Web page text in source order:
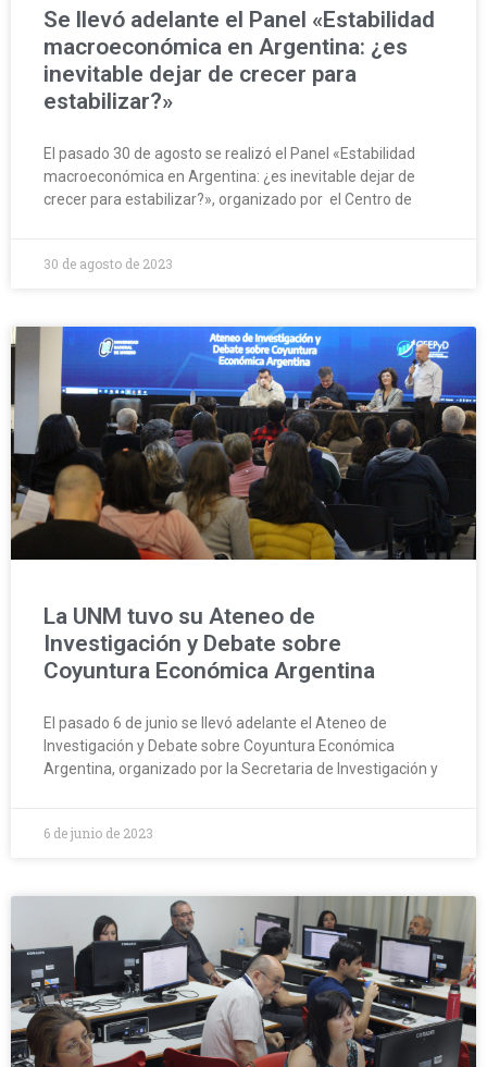
Se llevó adelante el Panel «Estabilidad
macroeconómica en Argentina: ¿es
inevitable dejar de crecer para
estabilizar?»
El pasado 30 de agosto se realizó el Panel «Estabilidad
macroeconómica en Argentina: ¿es inevitable dejar de
crecer para estabilizar?», organizado por el Centro de
30 de agosto de 2023
La UNM tuvo su Ateneo de
Investigación y Debate sobre
Coyuntura Económica Argentina
El pasado 6 de junio se llevó adelante el Ateneo de
Investigación y Debate sobre Coyuntura Económica
Argentina, organizado por la Secretaria de Investigación y
6 de junio de 2023